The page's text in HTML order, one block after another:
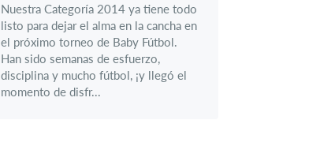
Nuestra Categoría 2014 ya tiene todo
listo para dejar el alma en la cancha en
el próximo torneo de Baby Fútbol.
Han sido semanas de esfuerzo,
disciplina y mucho fútbol, ¡y llegó el
momento de disfr...